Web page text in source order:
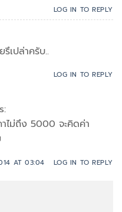
LOG IN TO REPLY
เปล่าครับ..
LOG IN TO REPLY
ไม่ถึง 5000 จะคิดค่า
AT 03:04 LOG IN TO REPLY